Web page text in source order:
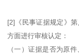
[2]《民事证据规定》
方面进行审核认定：
（一）证据是否为原